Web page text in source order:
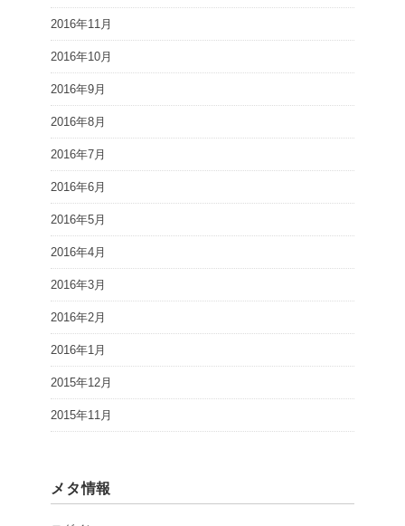
2016年11月
2016年10月
2016年9月
2016年8月
2016年7月
2016年6月
2016年5月
2016年4月
2016年3月
2016年2月
2016年1月
2015年12月
2015年11月
メタ情報